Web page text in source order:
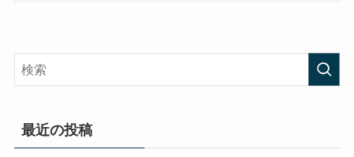
最近の投稿